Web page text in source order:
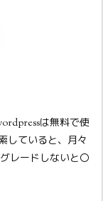
は無料で使
していると、月々
レードしないと〇